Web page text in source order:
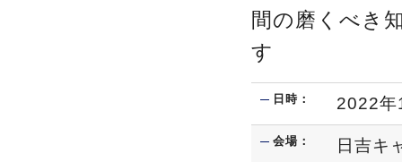
間の磨くべき
す
日時： 2022
会場： 日吉キ